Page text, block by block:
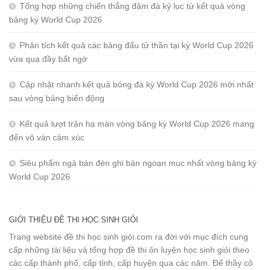
Tổng hợp những chiến thắng đậm đà kỷ lục từ kết quả vòng
bảng kỳ World Cup 2026
Phân tích kết quả các bảng đấu tử thần tại kỳ World Cup 2026
vừa qua đầy bất ngờ
Cập nhật nhanh kết quả bóng đá kỳ World Cup 2026 mới nhất
sau vòng bảng biến động
Kết quả lượt trận hạ màn vòng bảng kỳ World Cup 2026 mang
đến vô vàn cảm xúc
Siêu phẩm ngả bàn đèn ghi bàn ngoạn mục nhất vòng bảng kỳ
World Cup 2026
GIỚI THIỆU ĐỀ THI HỌC SINH GIỎI
Trang website đề thi học sinh giỏi.com ra đời với mục đích cung
cấp những tài liệu và tổng hợp đề thi ôn luyện học sinh giỏi theo
các cấp thành phố, cấp tỉnh, cấp huyện qua các năm. Để thầy cô